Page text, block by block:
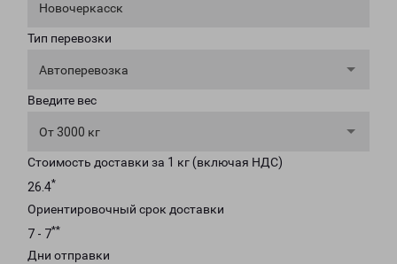
Новочеркасск
Тип перевозки
Автоперевозка
Введите вес
От 3000 кг
Стоимость доставки за 1 кг (включая НДС)
26.4*
Ориентировочный срок доставки
7 - 7**
Дни отправки